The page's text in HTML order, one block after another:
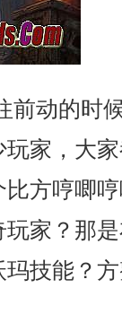
动的时
家，大家
方哼唧
家？那
技能？